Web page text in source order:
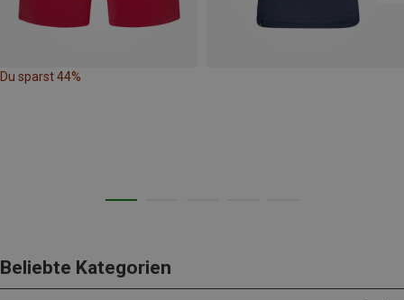
Du sparst 44%
Beliebte Kategorien